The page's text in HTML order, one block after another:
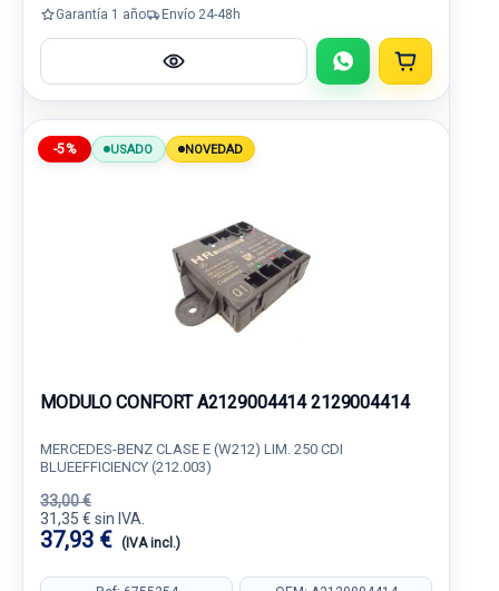
Garantía 1 año Envío 24-48h
-5% USADO NOVEDAD
MODULO CONFORT A2129004414 2129004414
MERCEDES-BENZ CLASE E (W212) LIM. 250 CDI
BLUEEFFICIENCY (212.003)
33,00 €
31,35 € sin IVA.
37,93 € (IVA incl.)